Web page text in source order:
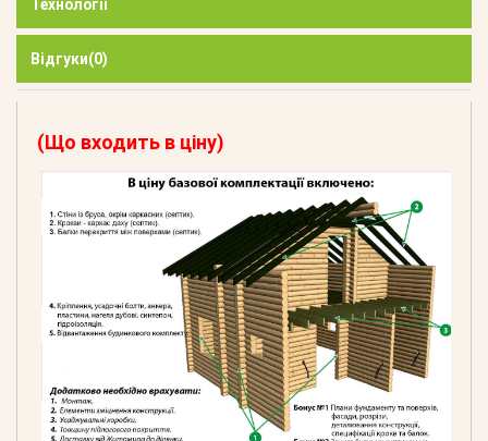
Технології
Відгуки(0)
(Що входить в ціну)